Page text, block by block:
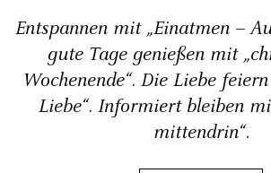
Entspannen mit „Einatmen –
gute Tage genießen mit
Wochenende“. Die Liebe
Liebe“. Informiert bleiben
mittendrin“.